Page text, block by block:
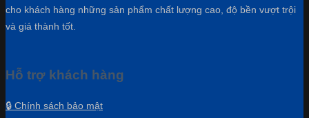
cho khách hàng những sản phẩm chất lượng cao, độ bền vượt trội
và giá thành tốt.
Hỗ trợ khách hàng
🔒 Chính sách bảo mật